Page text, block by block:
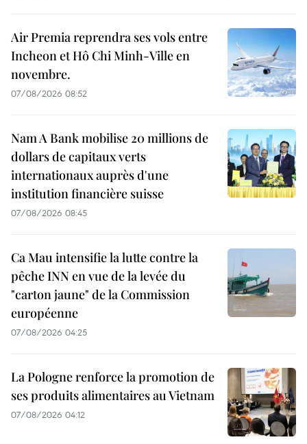
Air Premia reprendra ses vols entre
Incheon et Hô Chi Minh-Ville en
novembre.
07/08/2026 08:52
Nam A Bank mobilise 20 millions de
dollars de capitaux verts
internationaux auprès d'une
institution financière suisse
07/08/2026 08:45
Ca Mau intensifie la lutte contre la
pêche INN en vue de la levée du
"carton jaune" de la Commission
européenne
07/08/2026 04:25
La Pologne renforce la promotion de
ses produits alimentaires au Vietnam
07/08/2026 04:12